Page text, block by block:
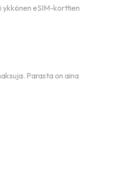
ykkönen eSIM-korttien
Parasta on aina